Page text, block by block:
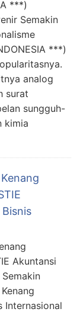
***)
Semakin
***)
analog
surat
sungguh-
kimia
Akuntansi
Internasional